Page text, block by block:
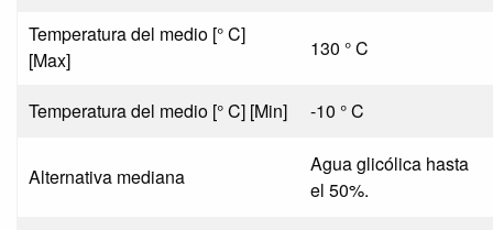
Temperatura del medio [° C]
[Max]
130 ° C
Temperatura del medio [° C] [Min] -10 ° C
Alternativa mediana
Agua glicólica hasta
el 50%.